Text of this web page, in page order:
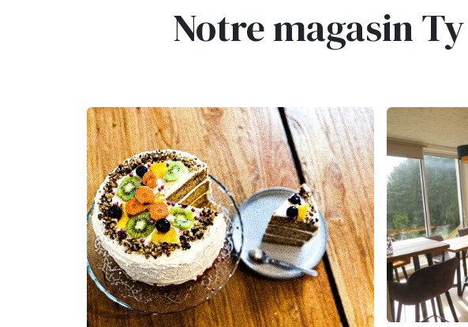
Notre magasin